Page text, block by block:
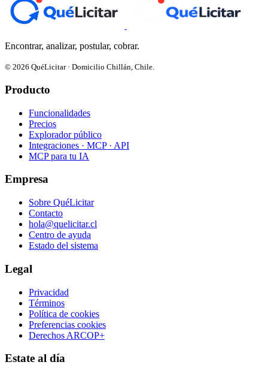
Encontrar, analizar, postular, cobrar.
© 2026 QuéLicitar · Domicilio Chillán, Chile.
Producto
Funcionalidades
Precios
Explorador público
Integraciones · MCP · API
MCP para tu IA
Empresa
Sobre QuéLicitar
Contacto
hola@quelicitar.cl
Centro de ayuda
Estado del sistema
Legal
Privacidad
Términos
Política de cookies
Preferencias cookies
Derechos ARCOP+
Estate al día